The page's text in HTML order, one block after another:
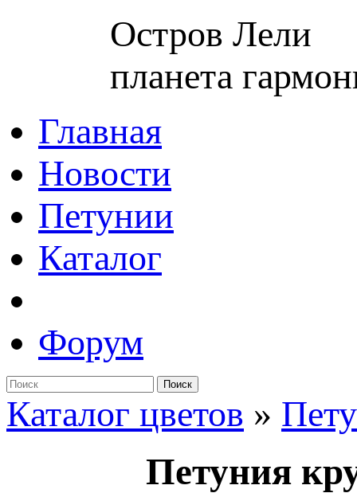
Остров Лели
планета
Главная
Новости
Петунии
Каталог
Форум
Поиск
Каталог цветов »
Петуния